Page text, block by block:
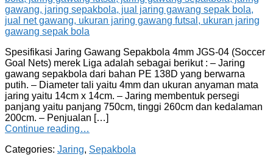
Spesifikasi Jaring Gawang Sepakbola 4mm JGS-04 (Soccer
Goal Nets) merek Liga adalah sebagai berikut : – Jaring
gawang sepakbola dari bahan PE 138D yang berwarna
putih. – Diameter tali yaitu 4mm dan ukuran anyaman mata
jaring yaitu 14cm x 14cm. – Jaring membentuk persegi
panjang yaitu panjang 750cm, tinggi 260cm dan kedalaman
200cm. – Penjualan […]
Continue reading…
Categories: Jaring, Sepakbola